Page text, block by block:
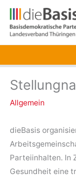
Zum
Inhalt
springen
Allgemein
dieBasis
Parteiinhalten. In
Gesundheit eine